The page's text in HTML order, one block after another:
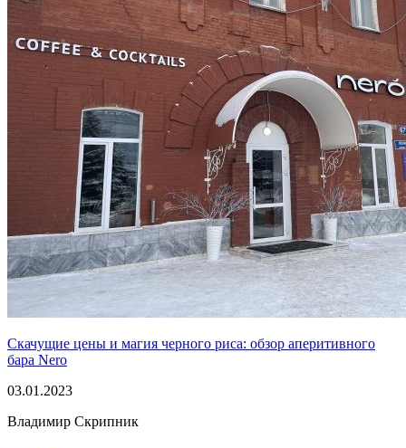
Скачущие цены и магия черного риса: обзор аперитивного
бара Nero
03.01.2023
Владимир Скрипник